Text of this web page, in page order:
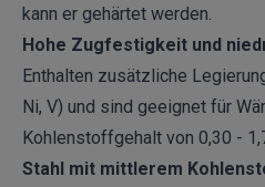
kann er gehärtet werden.
Hohe Zugfestigkeit und
Enthalten zusätzliche
Ni, V) und sind geeignet für
Kohlenstoffgehalt von 0,30 -
Stahl mit mittlerem